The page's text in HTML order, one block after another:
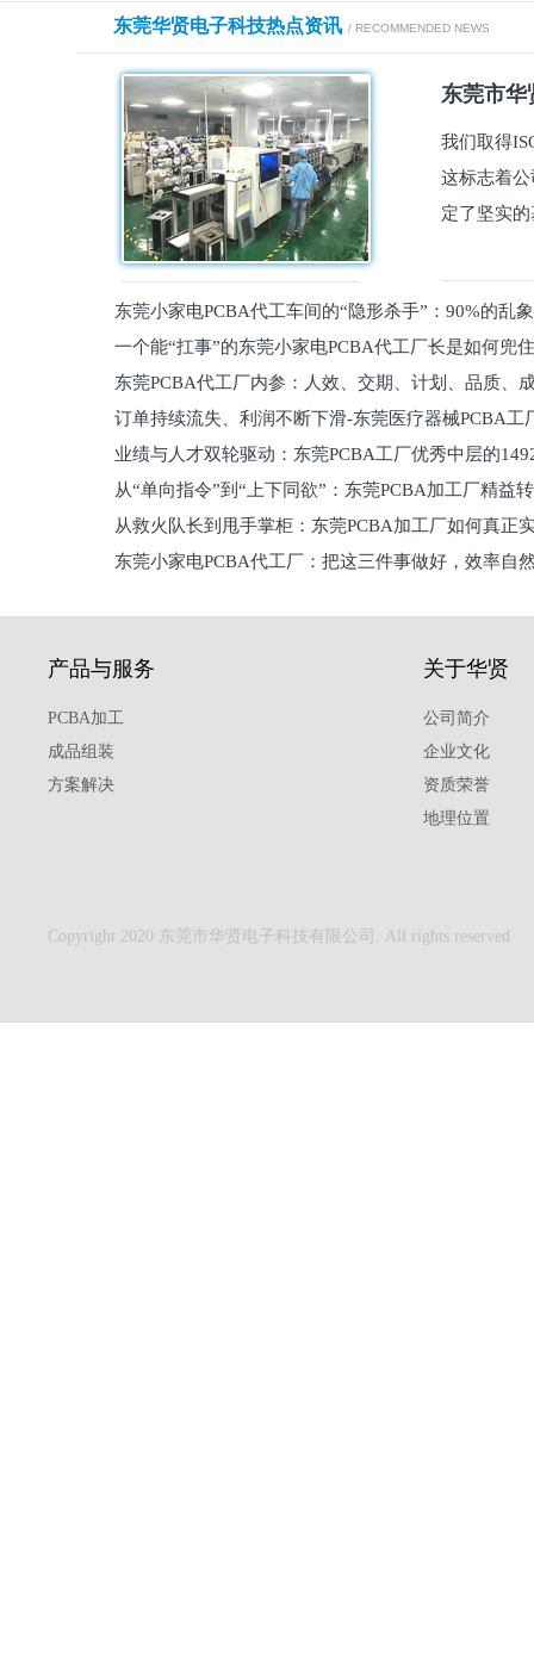
东莞华贤电子科技热点资讯 / RECOMMENDED NEWS
东莞市华
我们取得
这标志着
定了坚实
东莞小家电PCBA代工车间的“隐形杀手”：90%的乱
员工一个能“扛事”的东莞小家电PCBA代工厂长是如何兜
东莞PCBA代工厂内参：人效、交期、计划、品质
维锁客法则
订单持续流失、利润不断下滑-东莞医疗器械PCBA工
理死穴必须堵住
业绩与人才双轮驱动：东莞PCBA工厂优秀中层的
从“单向指令”到“上下同欲”：东莞PCBA加工厂精益
关键从救火队长到甩手掌柜：东莞PCBA加工厂如何真正
东莞小家电PCBA代工厂：把这三件事做好，效率自
产品与服务
PCBA加工
成品组装
方案解决
关于华贤
公司简介
企业文化
资质荣誉
地理位置
Copyright 2020 东莞市华贤电子科技有限公司. All rights reserved